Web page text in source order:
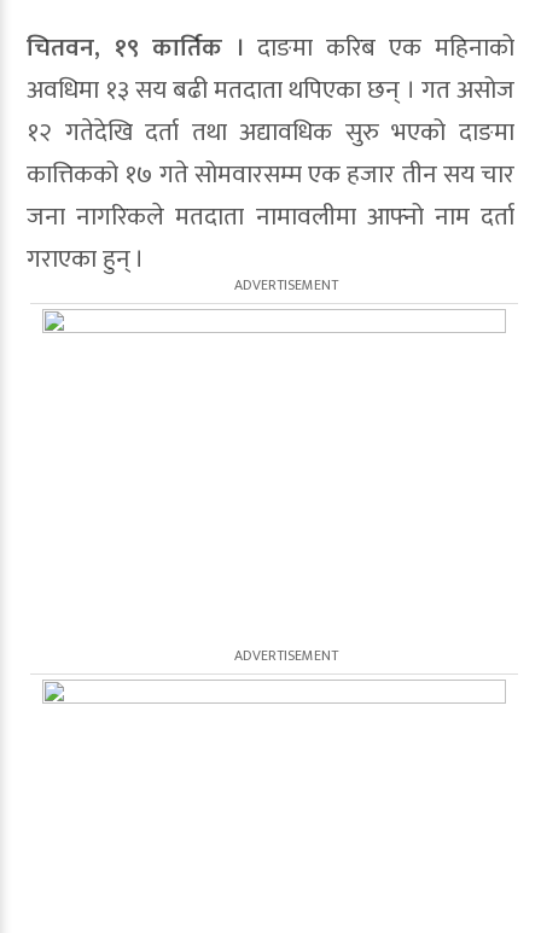
चितवन, १९ कार्तिक ।दाङमा करिब एक महिनाको
अवधिमा १३ सय बढी मतदाता थपिएका छन् । गत असोज
१२ गतेदेखि दर्ता तथा अद्यावधिक सुरु भएको दाङमा
कात्तिकको १७ गते सोमवारसम्म एक हजार तीन सय चार
जना नागरिकले मतदाता नामावलीमा आफ्नो नाम दर्ता
गराएका हुन् ।